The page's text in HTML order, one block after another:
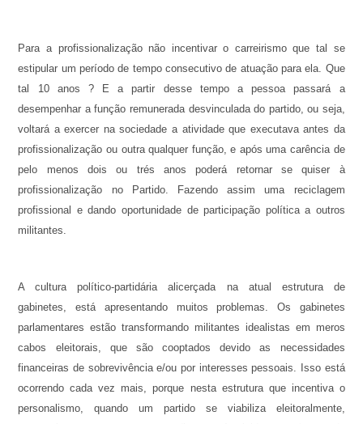
Para a profissionalização não incentivar o carreirismo que tal se
estipular um período de tempo consecutivo de atuação para ela. Que
tal 10 anos ? E a partir desse tempo a pessoa passará a
desempenhar a função remunerada desvinculada do partido, ou seja,
voltará a exercer na sociedade a atividade que executava antes da
profissionalização ou outra qualquer função, e após uma carência de
pelo menos dois ou trés anos poderá retornar se quiser à
profissionalização no Partido. Fazendo assim uma reciclagem
profissional e dando oportunidade de participação política a outros
militantes.
A cultura político-partidária alicerçada na atual estrutura de
gabinetes, está apresentando muitos problemas. Os gabinetes
parlamentares estão transformando militantes idealistas em meros
cabos eleitorais, que são cooptados devido as necessidades
financeiras de sobrevivência e/ou por interesses pessoais. Isso está
ocorrendo cada vez mais, porque nesta estrutura que incentiva o
personalismo, quando um partido se viabiliza eleitoralmente,